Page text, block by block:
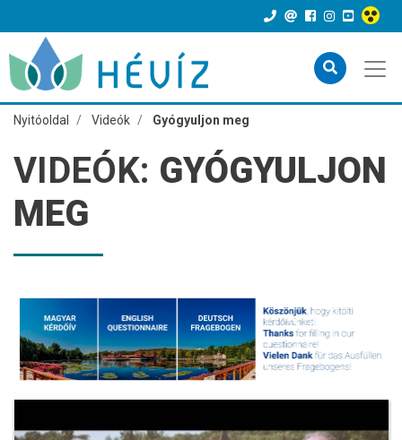
Nyitóoldal Videók Gyógyuljon meg
VIDEÓK: GYÓGYULJON
MEG